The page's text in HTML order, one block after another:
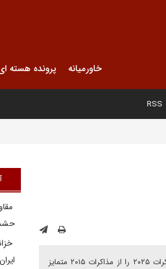
خاورمیانه پرونده هسته
RSS
اسفندیار خدایی در یادداشتی که در اختیار دیپلماسی ایرانی قرار داده است، می‌نویسد: امروز شش عامل کلیدی، مذاکرات ۲۰۲۵ را از مذاکرات ۲۰۱۵ متمایز